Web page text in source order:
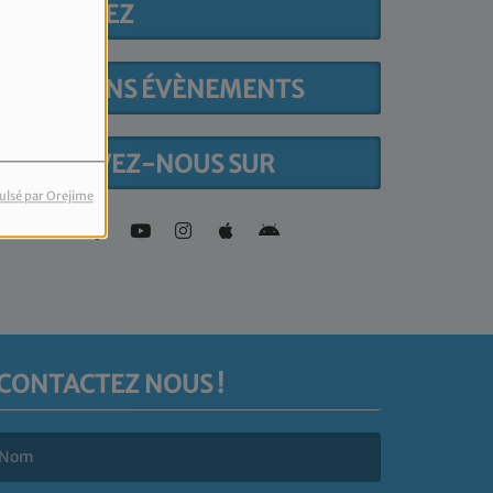
par Orejime
PARTICIPEZ
PROCHAINS ÉVÈNEMENTS
NOUS SUR
NOUS !